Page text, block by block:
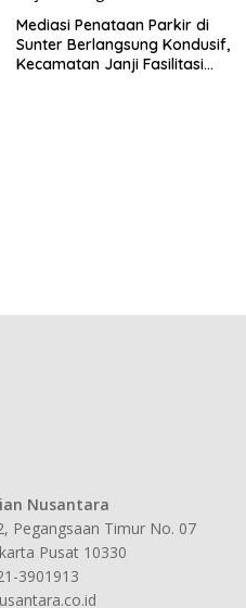
Mediasi Penataan Parkir di
Sunter Berlangsung Kondusif,
Kecamatan Janji Fasilitasi
Nusantara
Pegangsaan Timur No. 07
Pusat 10330
3901913